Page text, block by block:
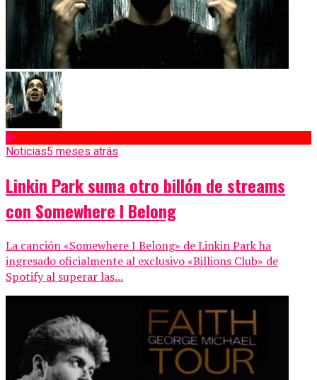
Noticias5 meses atrás
Linkin Park suma otro billón de streams
con Somewhere I Belong
La canción «Somewhere I Belong» de Linkin Park ha
ingresado oficialmente al exclusivo «Billions Club» de
Spotify al superar las...